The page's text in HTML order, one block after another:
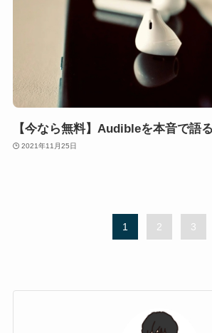
【今なら無料】Audibleを本音で語
2021年11月25日
1 2 3